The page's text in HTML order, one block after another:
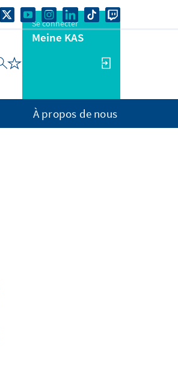
Se connecter
Meine KAS
À propos de nous